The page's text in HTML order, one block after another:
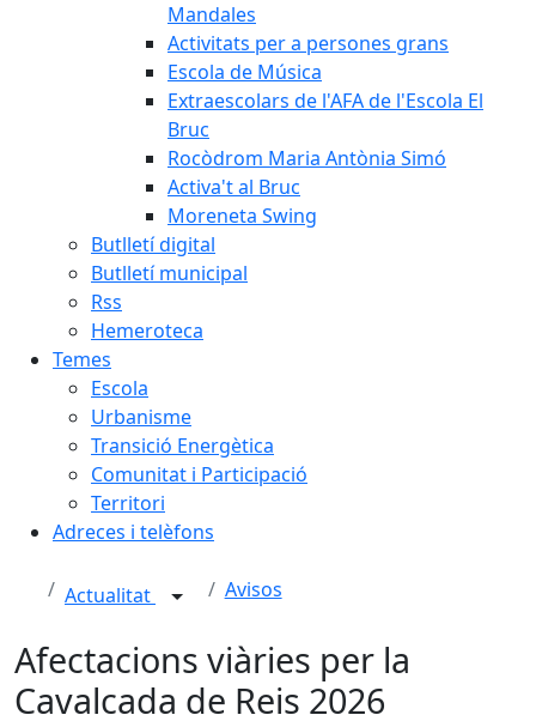
Mandales
Activitats per a persones grans
Escola de Música
Extraescolars de l'AFA de l'Escola El
Bruc
Rocòdrom Maria Antònia Simó
Activa't al Bruc
Moreneta Swing
Butlletí digital
Butlletí municipal
Rss
Hemeroteca
Temes
Escola
Urbanisme
Transició Energètica
Comunitat i Participació
Territori
Adreces i telèfons
Actualitat Avisos
Afectacions viàries per la
Cavalcada de Reis 2026